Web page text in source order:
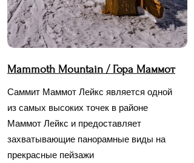
Mammoth Mountain / Гора Маммот
Саммит Маммот Лейкс является одной
из самых высоких точек в районе
Маммот Лейкс и предоставляет
захватывающие панорамные виды на
прекрасные пейзажи